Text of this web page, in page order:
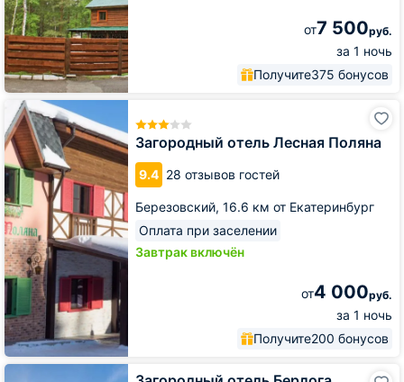
от7 500руб.
за 1 ночь
Получите375 бонусов
Загородный отель Лесная Поляна
9.4 28 отзывов гостей
Березовский, 16.6 км от Екатеринбург
Оплата при заселении
Завтрак включён
от4 000руб.
за 1 ночь
Получите200 бонусов
Загородный
отель
Лесная
Поляна
Загородный